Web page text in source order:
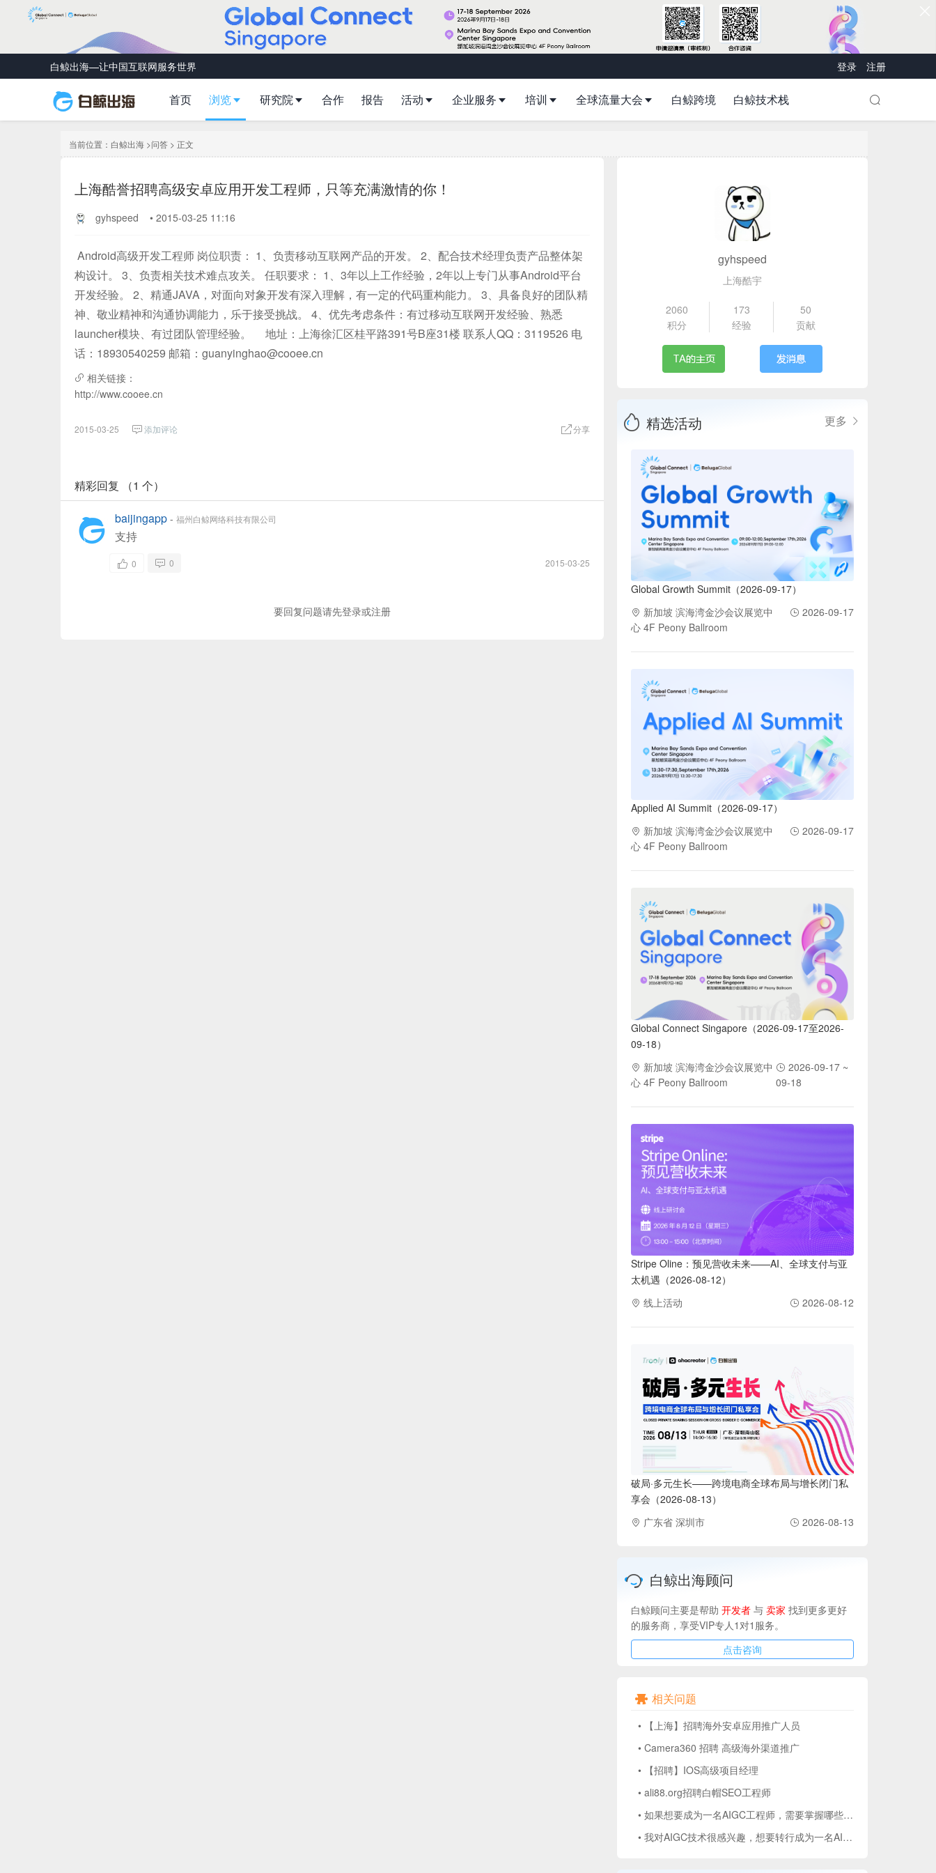
白鲸出海—让中国互联网服务世界 登录 注册
首页 浏览 研究院 合作 报告 活动 企业服务 培训 全球流量大会 白鲸跨境 白鲸技术栈
当前位置： 白鲸出海 >问答 > 正文
上海酷誉招聘高级安卓应用开发工程师，只等充满激情的你！
gyhspeed • 2015-03-25 11:16
Android高级开发工程师 岗位职责： 1、负责移动互联网产品的开发。 2、配合技术经理负责产品整体架
构设计。 3、负责相关技术难点攻关。 任职要求： 1、3年以上工作经验，2年以上专门从事Android平台
开发经验。 2、精通JAVA，对面向对象开发有深入理解，有一定的代码重构能力。 3、具备良好的团队精
神、敬业精神和沟通协调能力，乐于接受挑战。 4、优先考虑条件：有过移动互联网开发经验、熟悉
launcher模块、有过团队管理经验。 地址：上海徐汇区桂平路391号B座31楼 联系人QQ：3119526 电
话：18930540259 邮箱：guanyinghao@cooee.cn
相关链接：
http://www.cooee.cn
2015-03-25 添加评论 分享
精彩回复 （1 个）
baijingapp - 福州白鲸网络科技有限公司
支持
2015-03-25
0 0
要回复问题请先登录或注册
gyhspeed
上海酷宇
2060
积分
173
经验
50
贡献
精选活动 更多
Global Growth Summit（2026-09-17）
新加坡 滨海湾金沙会议展览中
心 4F Peony Ballroom
2026-09-17
Applied AI Summit（2026-09-17）
新加坡 滨海湾金沙会议展览中
心 4F Peony Ballroom
2026-09-17
Global Connect Singapore（2026-09-17至2026-
09-18）
新加坡 滨海湾金沙会议展览中
心 4F Peony Ballroom
2026-09-17 ~
09-18
Stripe Oline：预见营收未来——AI、全球支付与亚
太机遇（2026-08-12）
线上活动
2026-08-12
破局·多元生长——跨境电商全球布局与增长闭门私
享会（2026-08-13）
广东省 深圳市
2026-08-13
白鲸出海顾问
白鲸顾问主要是帮助 开发者 与 卖家 找到更多更好
的服务商，享受VIP专人1对1服务。
点击咨询
相关问题
•
【上海】招聘海外安卓应用推广人员
• Camera360 招聘 高级海外渠道推广
•
【招聘】IOS高级项目经理
• ali88.org招聘白帽SEO工程师
• 如果想要成为一名AIGC工程师，需要掌握哪些技能？
• 我对AIGC技术很感兴趣，想要转行成为一名AIGC工程师。不知道从哪里开始学习比较好？